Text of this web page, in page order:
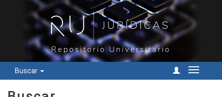
Buscar
Cambiar